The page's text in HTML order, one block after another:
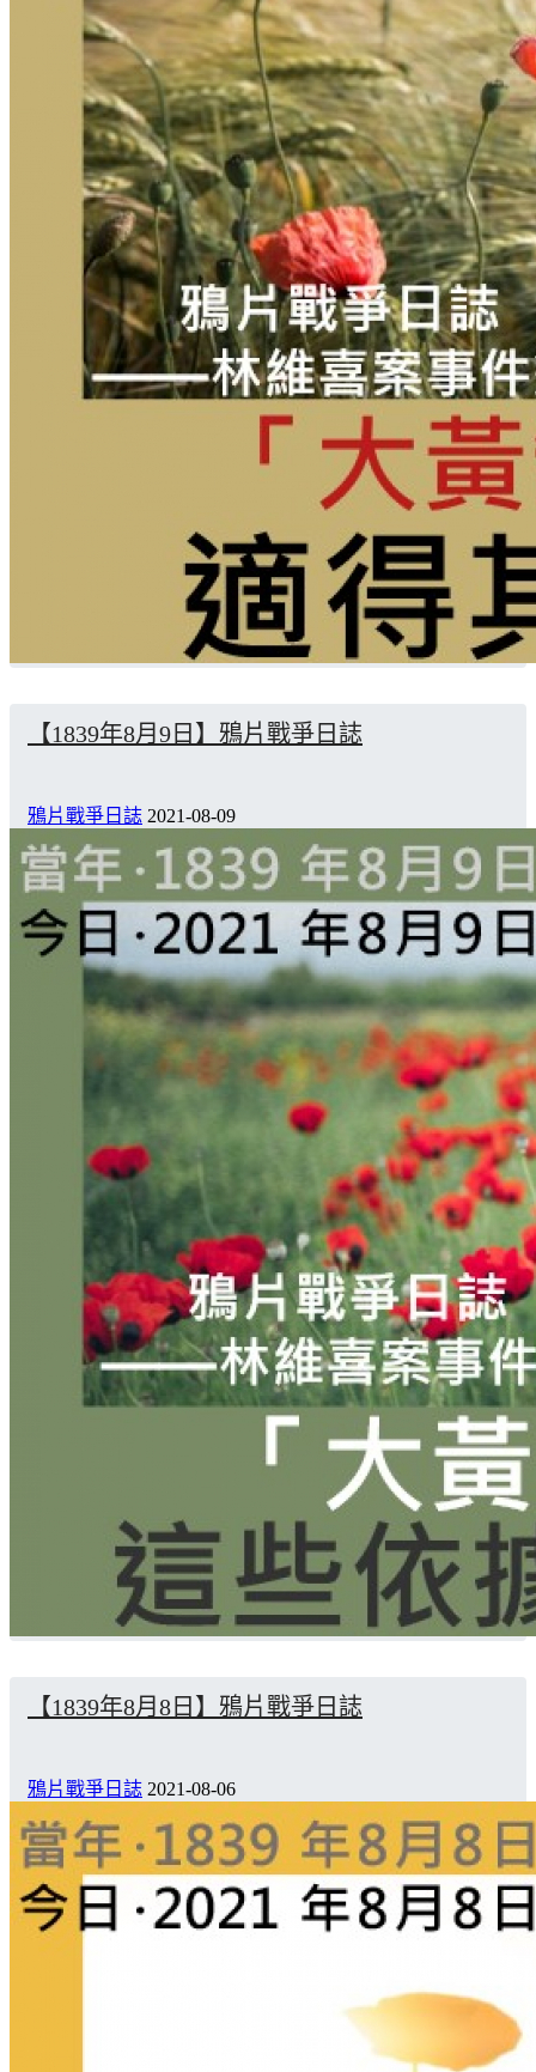
【1839年8月9日】鴉片戰爭日誌
鴉片戰爭日誌 2021-08-09
【1839年8月8日】鴉片戰爭日誌
鴉片戰爭日誌 2021-08-06